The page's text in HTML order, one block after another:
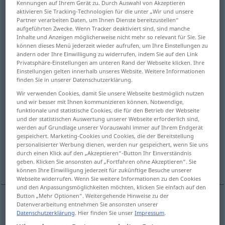
Übersicht aller Übersetzungen
(Für mehr Details die Übersetzung anklicken/antippen)
Politik, Staatskunst Staatswissenschaft
Partei-, StaatsPolitik
parteipolitisches Leben
politische Anschauung Einstellung
Politik politische Machenschaften
Politikf politicsart or practice of politics
Kennungen auf Ihrem Gerät zu. Durch Auswahl von Akzeptieren
aktivieren Sie Tracking-Technologien für die unter „Wir und unsere
Partner verarbeiten Daten, um Ihnen Dienste bereitzustellen“
aufgeführten Zwecke. Wenn Tracker deaktiviert sind, sind manche
Inhalte und Anzeigen möglicherweise nicht mehr so relevant für Sie. Sie
können dieses Menü jederzeit wieder aufrufen, um Ihre Einstellungen zu
ändern oder Ihre Einwilligung zu widerrufen, indem Sie auf den Link
Privatsphäre-Einstellungen am unteren Rand der Webseite klicken. Ihre
Einstellungen gelten innerhalb unseres Website. Weitere Informationen
finden Sie in unserer Datenschutzerklärung.
Wir verwenden Cookies, damit Sie unsere Webseite bestmöglich nutzen
und wir besser mit Ihnen kommunizieren können. Notwendige,
funktionale und statistische Cookies, die für den Betrieb der Webseite
und der statistischen Auswertung unserer Webseite erforderlich sind,
werden auf Grundlage unserer Vorauswahl immer auf Ihrem Endgerät
gespeichert. Marketing-Cookies und Cookies, die der Bereitstellung
personalisierter Werbung dienen, werden nur gespeichert, wenn Sie uns
durch einen Klick auf den „Akzeptieren“-Button Ihr Einverständnis
geben. Klicken Sie ansonsten auf „Fortfahren ohne Akzeptieren“. Sie
können Ihre Einwilligung jederzeit für zukünftige Besuche unserer
Webseite widerrufen. Wenn Sie weitere Informationen zu den Cookies
und den Anpassungsmöglichkeiten möchten, klicken Sie einfach auf den
Button „Mehr Optionen“. Weitergehende Hinweise zu der
Datenverarbeitung entnehmen Sie ansonsten unserer
Datenschutzerklärung. Hier finden Sie unserImpressum.